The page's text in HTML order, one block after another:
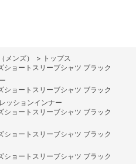
メンズ） > トップス
ョートスリーブシャツ ブラック
ョートスリーブシャツ ブラック
ッションインナー
ョートスリーブシャツ ブラック
ョートスリーブシャツ ブラック
ョートスリーブシャツ ブラック